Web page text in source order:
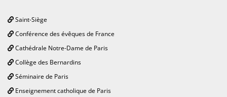
Saint-Siège
Conférence des évêques de France
Cathédrale Notre-Dame de Paris
Collège des Bernardins
Séminaire de Paris
Enseignement catholique de Paris